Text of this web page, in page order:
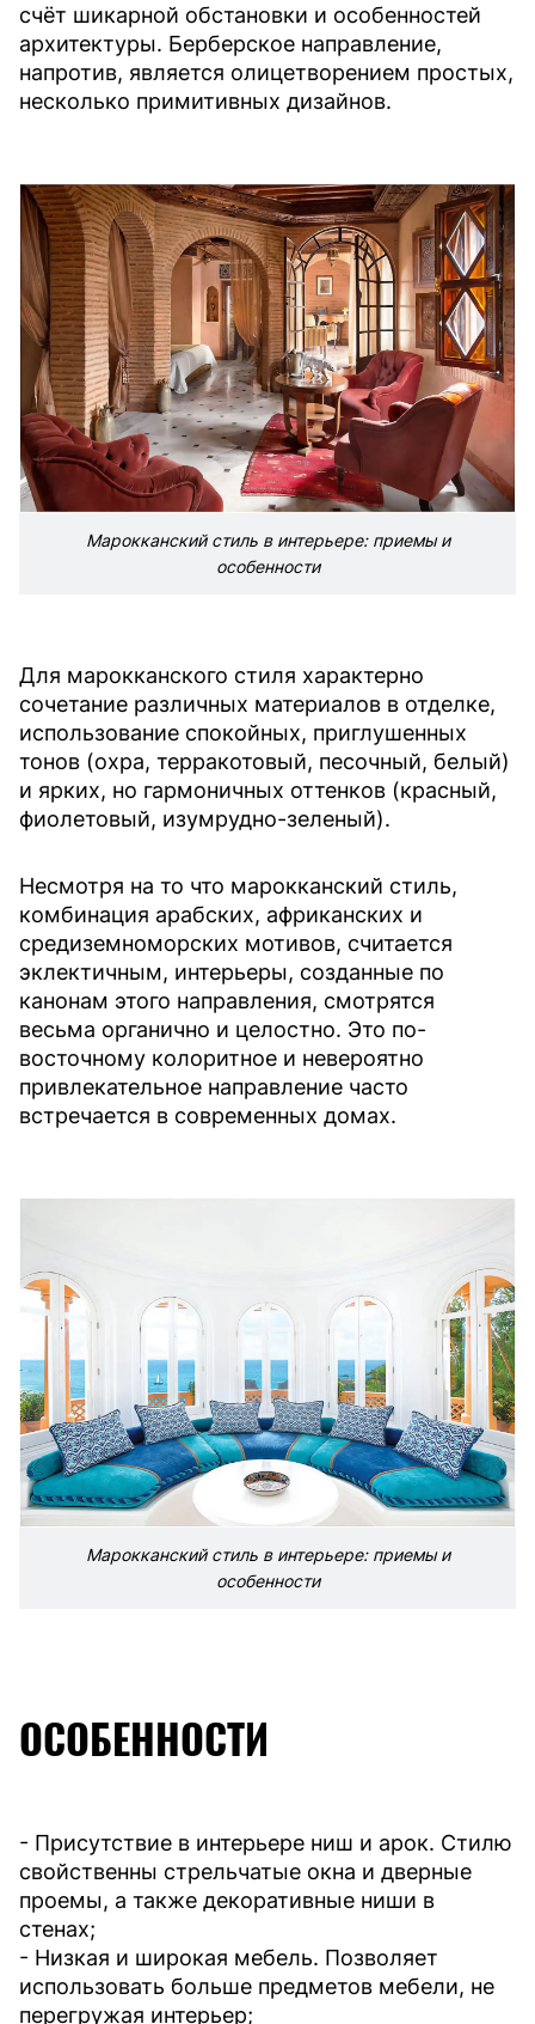
счёт шикарной обстановки и особенностей
архитектуры. Берберское направление,
напротив, является олицетворением простых,
несколько примитивных дизайнов.
Марокканский стиль в интерьере: приемы и
особенности
Для марокканского стиля характерно
сочетание различных материалов в отделке,
использование спокойных, приглушенных
тонов (охра, терракотовый, песочный, белый)
и ярких, но гармоничных оттенков (красный,
фиолетовый, изумрудно-зеленый).
Несмотря на то что марокканский стиль,
комбинация арабских, африканских и
средиземноморских мотивов, считается
эклектичным, интерьеры, созданные по
канонам этого направления, смотрятся
весьма органично и целостно. Это по-
восточному колоритное и невероятно
привлекательное направление часто
встречается в современных домах.
Марокканский стиль в интерьере: приемы и
особенности
ОСОБЕННОСТИ
- Присутствие в интерьере ниш и арок. Стилю
свойственны стрельчатые окна и дверные
проемы, а также декоративные ниши в
стенах;
- Низкая и широкая мебель. Позволяет
использовать больше предметов мебели, не
перегружая интерьер;